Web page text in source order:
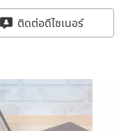
ติดต่อดีไซเนอร์